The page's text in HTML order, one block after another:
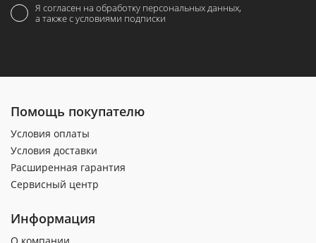
Я согласен на обработку персональных данных,
а также с условиями подписки
Помощь покупателю
Условия оплаты
Условия доставки
Расширенная гарантия
Сервисный центр
Информация